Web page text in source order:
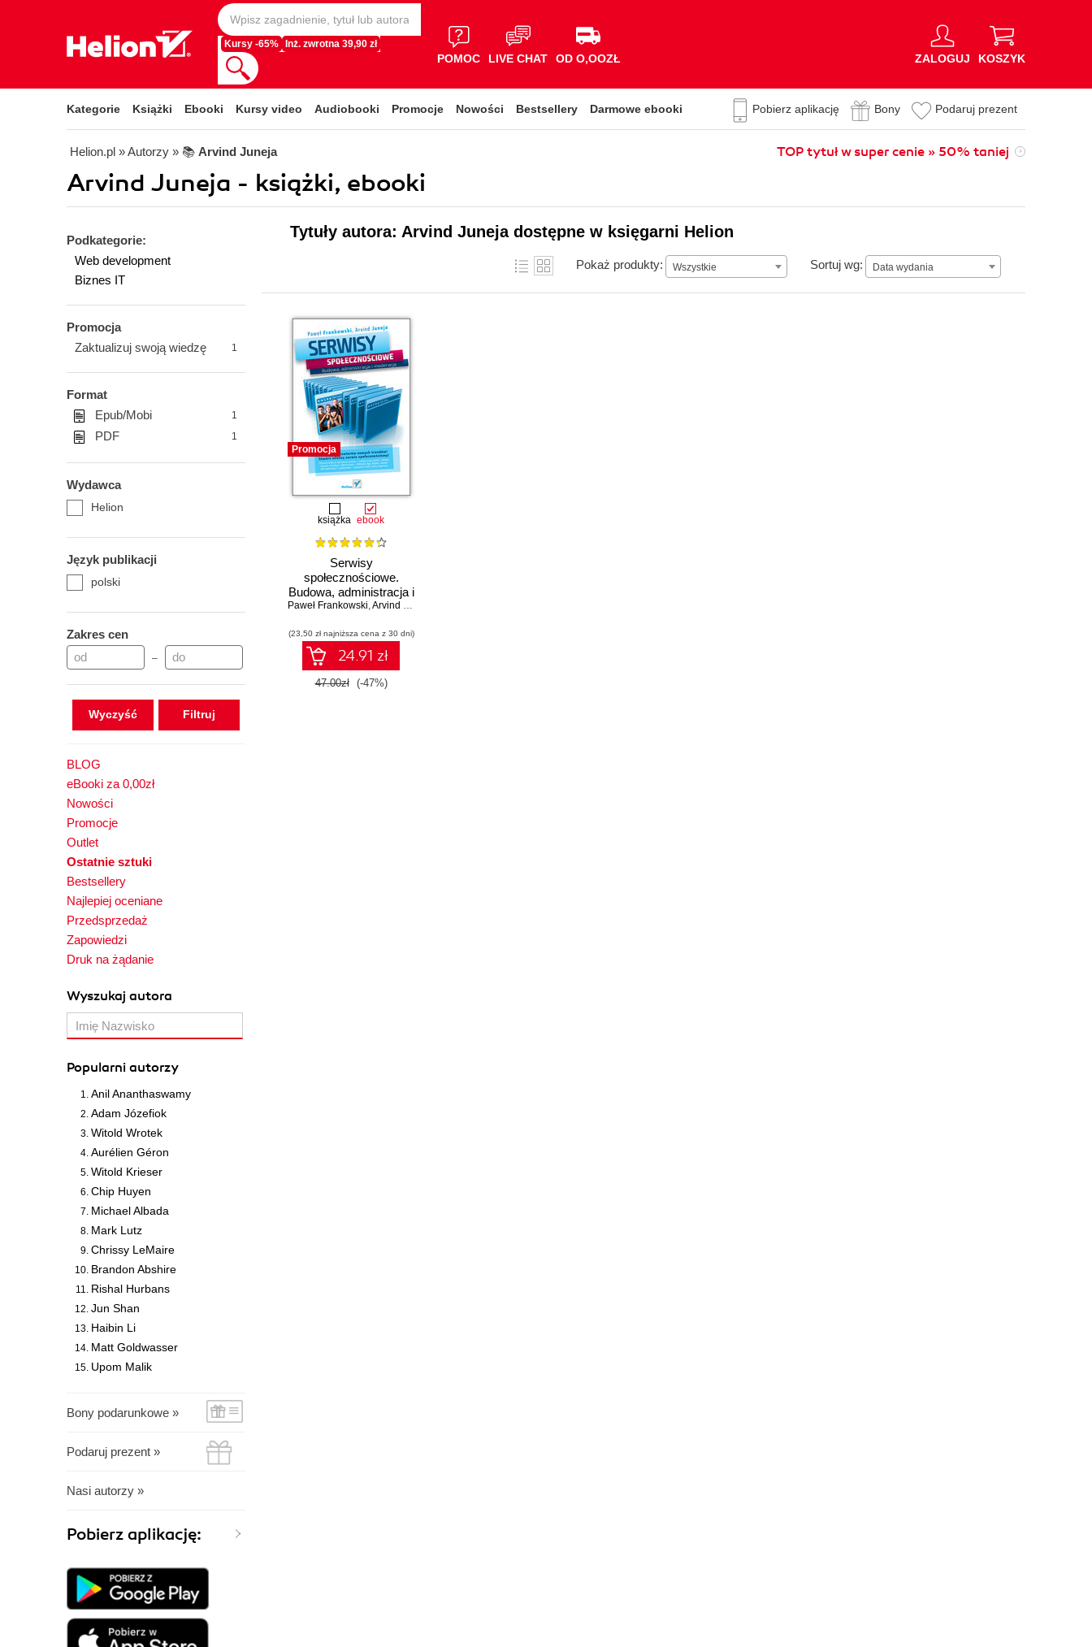
Kursy -65% Inż. zwrotna 39,90 zł
POMOC LIVE CHAT OD O,OOZŁ ZALOGUJ KOSZYK
Kategorie Książki Ebooki Kursy video Audiobooki Promocje Nowości Bestsellery Darmowe ebooki Pobierz aplikację Bony Podaruj prezent
Helion.pl » Autorzy » 📚 Arvind Juneja TOP tytuł w super cenie » 50% taniej
Arvind Juneja - książki, ebooki
Podkategorie:
Web development
Biznes IT
Promocja
Zaktualizuj swoją wiedzę
1
Format
Epub/Mobi
1
PDF 1
Wydawca
Helion
Język publikacji
polski
Zakres cen
–
Wyczyść
BLOG
eBooki za 0,00zł
Nowości
Promocje
Outlet
Ostatnie sztuki
Bestsellery
Najlepiej oceniane
Przedsprzedaż
Zapowiedzi
Druk na żądanie
Wyszukaj autora
Popularni autorzy
Anil Ananthaswamy
Adam Józefiok
Witold Wrotek
Aurélien Géron
Witold Krieser
Chip Huyen
Michael Albada
Mark Lutz
Chrissy LeMaire
Brandon Abshire
Rishal Hurbans
Jun Shan
Haibin Li
Matt Goldwasser
Upom Malik
Bony podarunkowe »
Podaruj prezent »
Nasi autorzy »
Pobierz aplikację:
Tytuły autora: Arvind Juneja dostępne w księgarni Helion
Pokaż produkty: Wszystkie Sortuj wg: Data wydania
Data wydania
Promocja
książka ebook
Serwisy
społecznościowe.
Budowa, administracja i
moderacja
Paweł Frankowski,Arvind Juneja
(23,50 zł najniższa cena z 30 dni)
24.91 zł
47.00zł (-47%)